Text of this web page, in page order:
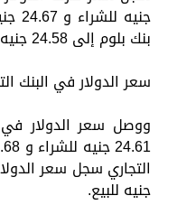
بنك بلوم إلى 24.58 جنيه للشراء و 24.68 جنيه للبيع.
سعر الدولار في البنك
جنيه للبيع.